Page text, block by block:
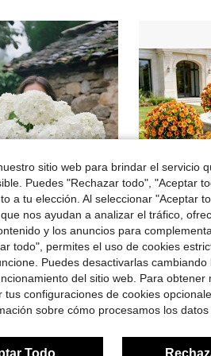
Ahorro de $1.20
decoración del hogar - Enredaderas de plástico resistentes a los rayos UV, adecuadas para bodas, jardines, porches y decoración de patios - Decoración duradera para interiores/exteriores del hogar, con hojas verdes realistas, bodas, fiestas de jardín en casa, decoración de bodas, decoración exterior, crisantemo esponjoso naranja brillante artificial, rosa artificial, decoración de otoño, decoración de Halloween
en Decoración artificial estilo naranja Decoracion
en Decoración artificial estilo naranja Decoracion
en Decoración artificial estilo naranja Decoracion
en Decoración artificial estilo naranja Decoracion
vendidos
-18% Juego de 5 piezas de plantas artificiales rectas de color naranja con estacas de suelo, margarita naranja, margarita artificial con soporte de suelo, resistente
#3 Más
¡Casi
#3 Más
¡Casi agotado!
#3 Más
¡Casi agotado!
#3 Más
¡Casi
$7.56 200+
sitio web para brindar el servicio
Puedes "Rechazar todo", "Aceptar
a tu elección. Al seleccionar "Aceptar
nos ayudan a analizar el tráfico,
y los anuncios para
todo", permites el uso de cookies
Puedes desactivarlas cambiando
del sitio web. Para obtener
configuraciones de cookies
sobre cómo procesamos los datos
Todo